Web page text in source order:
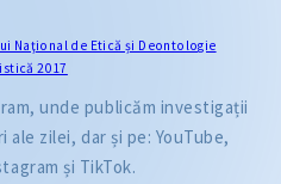
Naţional de Etică și Deontologie
2017
unde publicăm investigații
zilei, dar și pe: YouTube,
și TikTok.